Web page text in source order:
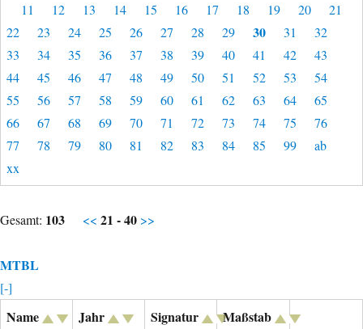
11
12 13 14 15 16 17 18 19 20
21
22
23 24 25 26 27 28 29 30 31
32
33
34 35 36 37 38 39 40 41 42
43
44
45 46 47 48 49 50 51 52 53
54
55
56 57 58 59 60 61 62 63 64
65
66
67 68 69 70 71 72 73 74 75
76
77
78 79 80 81 82 83 84 85 99
ab
xx
Gesamt: 103 << 21 - 40 >>
MTBL
[-]
Name Jahr Signatur Maßstab